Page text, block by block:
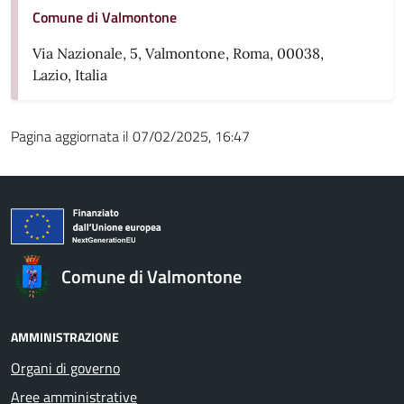
Comune di Valmontone
Via Nazionale, 5, Valmontone, Roma, 00038,
Lazio, Italia
Pagina aggiornata il 07/02/2025, 16:47
Comune di Valmontone
AMMINISTRAZIONE
Organi di governo
Aree amministrative